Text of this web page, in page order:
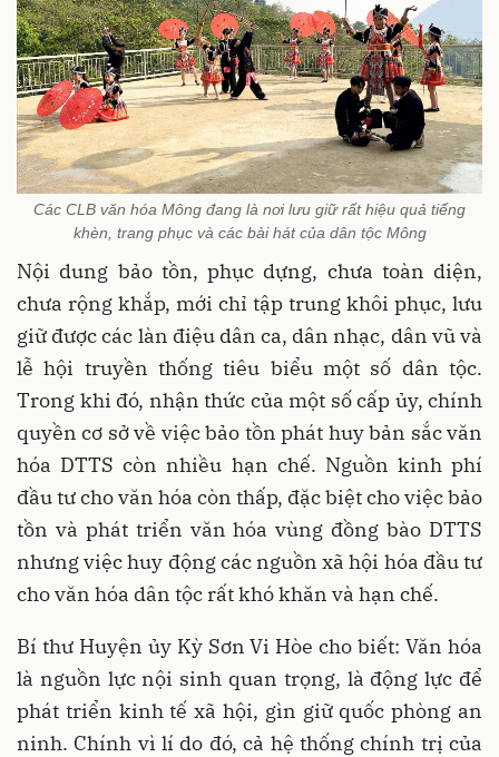
Các CLB văn hóa Mông đang là nơi lưu giữ rất hiệu quả tiếng
khèn, trang phục và các bài hát của dân tộc Mông
Nội dung bảo tồn, phục dựng, chưa toàn diện,
chưa rộng khắp, mới chỉ tập trung khôi phục, lưu
giữ được các làn điệu dân ca, dân nhạc, dân vũ và
lễ hội truyền thống tiêu biểu một số dân tộc.
Trong khi đó, nhận thức của một số cấp ủy, chính
quyền cơ sở về việc bảo tồn phát huy bản sắc văn
hóa DTTS còn nhiều hạn chế. Nguồn kinh phí
đầu tư cho văn hóa còn thấp, đặc biệt cho việc bảo
tồn và phát triển văn hóa vùng đồng bào DTTS
nhưng việc huy động các nguồn xã hội hóa đầu tư
cho văn hóa dân tộc rất khó khăn và hạn chế.
Bí thư Huyện ủy Kỳ Sơn Vi Hòe cho biết: Văn hóa
là nguồn lực nội sinh quan trọng, là động lực để
phát triển kinh tế xã hội, gìn giữ quốc phòng an
ninh. Chính vì lí do đó, cả hệ thống chính trị của